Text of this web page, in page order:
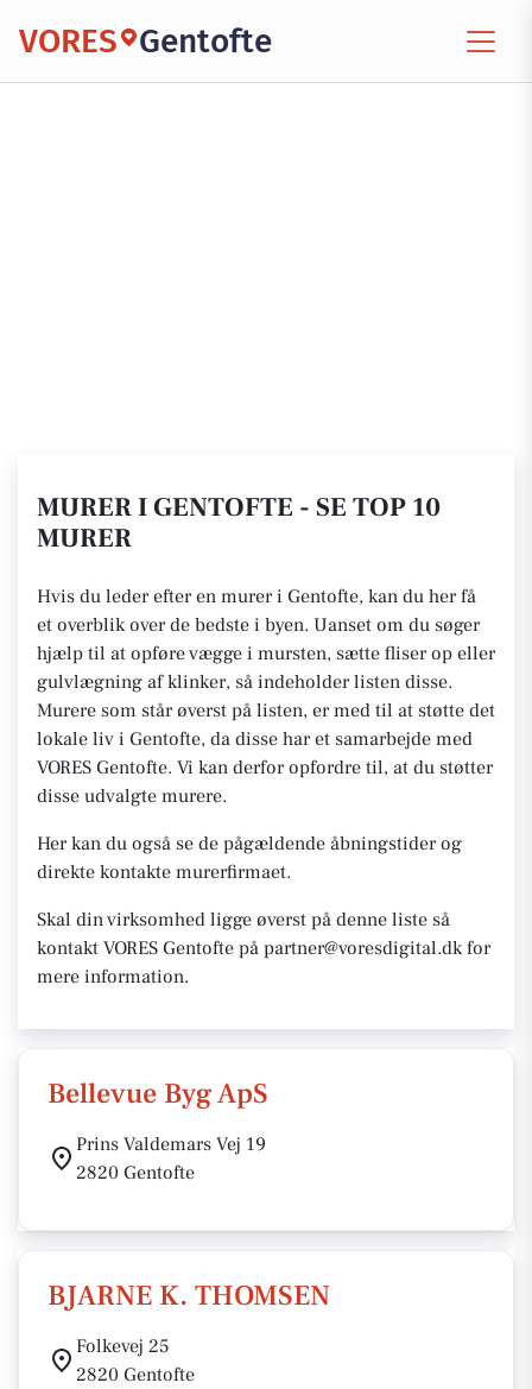
VORES Gentofte
MURER I GENTOFTE - SE TOP 10
MURER
Hvis du leder efter en murer i Gentofte, kan du her få
et overblik over de bedste i byen. Uanset om du søger
hjælp til at opføre vægge i mursten, sætte fliser op eller
gulvlægning af klinker, så indeholder listen disse.
Murere som står øverst på listen, er med til at støtte det
lokale liv i Gentofte, da disse har et samarbejde med
VORES Gentofte. Vi kan derfor opfordre til, at du støtter
disse udvalgte murere.
Her kan du også se de pågældende åbningstider og
direkte kontakte murerfirmaet.
Skal din virksomhed ligge øverst på denne liste så
kontakt VORES Gentofte på partner@voresdigital.dk for
mere information.
Bellevue Byg ApS
Prins Valdemars Vej 19
2820 Gentofte
BJARNE K. THOMSEN
Folkevej 25
2820 Gentofte